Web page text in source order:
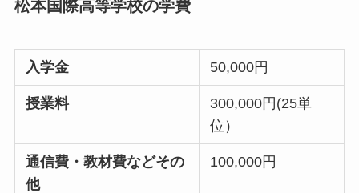
松本国際高等学校の学費
入学金 50,000円
授業料
300,000円(25単
位）
通信費・教材費などその
他
100,000円